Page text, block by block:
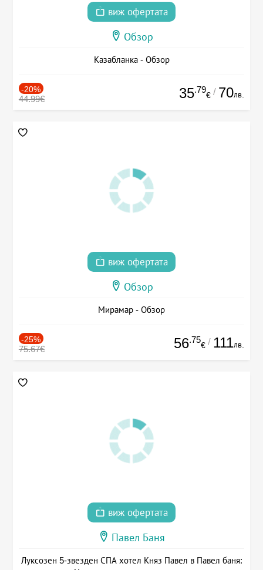
виж офертата
Обзор
Казабланка - Обзор
-20%
44.99€ 35.79
€ / 70лв.
виж офертата
Обзор
Мирамар - Обзор
-25%
75.67€ 56.75
€ / 111лв.
виж офертата
Павел Баня
Луксозен 5-звезден СПА хотел Княз Павел в Павел баня: